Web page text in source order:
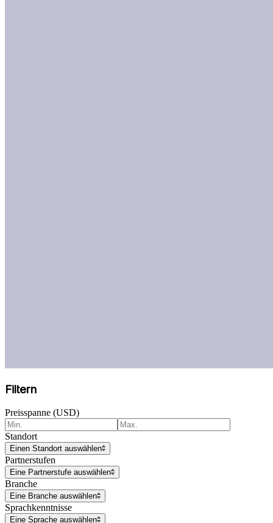
Filtern
Preisspanne (USD)
Standort
Einen Standort auswählen
Partnerstufen
Eine Partnerstufe auswählen
Branche
Eine Branche auswählen
Sprachkenntnisse
Eine Sprache auswählen